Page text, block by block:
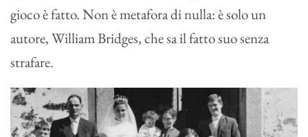
gioco è fatto. Non è metafora di nulla: è solo un
autore, William Bridges, che sa il fatto suo senza
strafare.